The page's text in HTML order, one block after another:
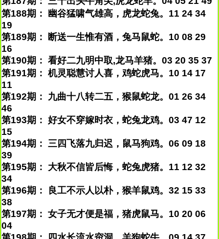
第188期： 幽谷猛啸气雄高，虎龙蛇兔。11 24 34
19
第189期： 断送一生惟有酒，兔马鼠蛇。10 08 29
16
第190期： 看好二九明中取,龙马羊猪。03 20 35 37
第191期： 机灵聪慧讨人喜，鸡蛇虎马。10 14 17
11
第192期： 九曲十八转二五，猴鼠蛇龙。01 26 34
46
第193期： 好女不穿嫁时衣，蛇兔龙鸡。03 47 12
15
第194期： 三四飞落九归迟，鼠马狗鸡。06 09 18
39
第195期： 大秋不信皆后悔，蛇兔虎猪。11 12 32
34
第196期： 良工不示人以朴，猴羊鼠鸡。32 15 33
38
第197期： 女子无才便是福，猪虎鼠马。10 20 06
04